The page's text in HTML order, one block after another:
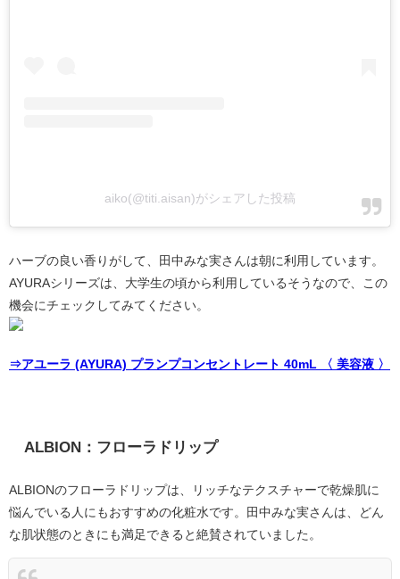
aiko(@titi.aisan)がシェアした投稿
ハーブの良い香りがして、田中みな実さんは朝に利用しています。
AYURAシリーズは、大学生の頃から利用しているそうなので、この
機会にチェックしてみてください。
⇒アユーラ (AYURA) プランプコンセントレート 40mL 〈 美容液 〉
ALBION：フローラドリップ
ALBIONのフローラドリップは、リッチなテクスチャーで乾燥肌に
悩んでいる人にもおすすめの化粧水です。田中みな実さんは、どん
な肌状態のときにも満足できると絶賛されていました。